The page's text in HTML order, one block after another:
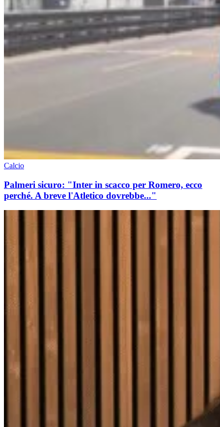
Calcio
Palmeri sicuro: "Inter in scacco per Romero, ecco
perché. A breve l'Atletico dovrebbe..."